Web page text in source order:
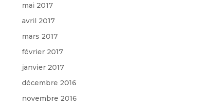
mai 2017
avril 2017
mars 2017
février 2017
janvier 2017
décembre 2016
novembre 2016